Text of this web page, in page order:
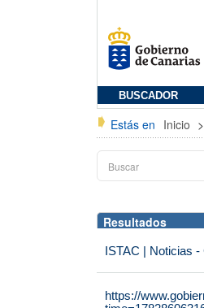
BUSCADOR
Estás en Inicio
Resultados
ISTAC | Noticias
https://